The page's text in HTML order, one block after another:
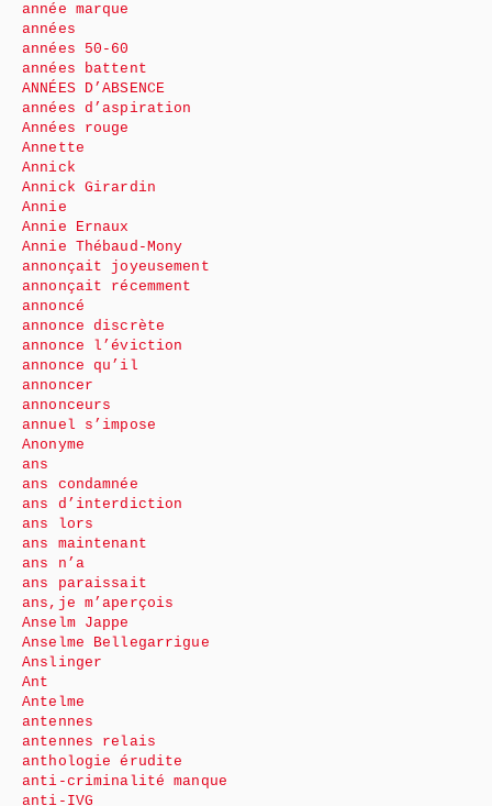
année marque
années
années 50-60
années battent
ANNÉES D’ABSENCE
années d’aspiration
Années rouge
Annette
Annick
Annick Girardin
Annie
Annie Ernaux
Annie Thébaud-Mony
annonçait joyeusement
annonçait récemment
annoncé
annonce discrète
annonce l’éviction
annonce qu’il
annoncer
annonceurs
annuel s’impose
Anonyme
ans
ans condamnée
ans d’interdiction
ans lors
ans maintenant
ans n’a
ans paraissait
ans,je m’aperçois
Anselm Jappe
Anselme Bellegarrigue
Anslinger
Ant
Antelme
antennes
antennes relais
anthologie érudite
anti-criminalité manque
anti-IVG